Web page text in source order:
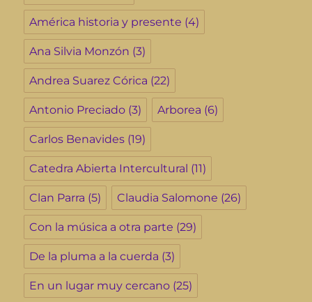
América historia y presente (4)
Ana Silvia Monzón (3)
Andrea Suarez Córica (22)
Antonio Preciado (3) Arborea (6)
Carlos Benavides (19)
Catedra Abierta Intercultural (11)
Clan Parra (5) Claudia Salomone (26)
Con la música a otra parte (29)
De la pluma a la cuerda (3)
En un lugar muy cercano (25)